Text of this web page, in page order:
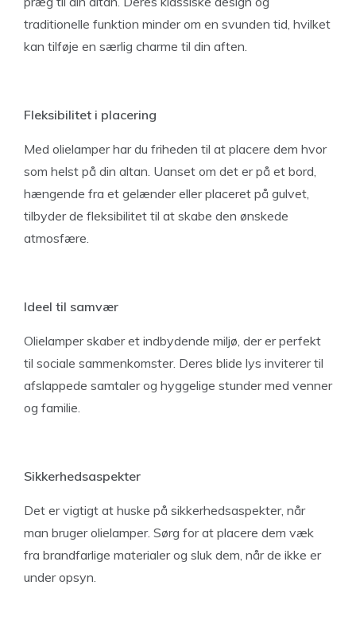
traditionelle funktion minder om en svunden tid, hvilket
kan tilføje en særlig charme til din aften.
Fleksibilitet i placering
Med olielamper har du friheden til at placere dem hvor
som helst på din altan. Uanset om det er på et bord,
hængende fra et gelænder eller placeret på gulvet,
tilbyder de fleksibilitet til at skabe den ønskede
atmosfære.
Ideel til samvær
Olielamper skaber et indbydende miljø, der er perfekt
til sociale sammenkomster. Deres blide lys inviterer til
afslappede samtaler og hyggelige stunder med venner
og familie.
Sikkerhedsaspekter
Det er vigtigt at huske på sikkerhedsaspekter, når
man bruger olielamper. Sørg for at placere dem væk
fra brandfarlige materialer og sluk dem, når de ikke er
under opsyn.